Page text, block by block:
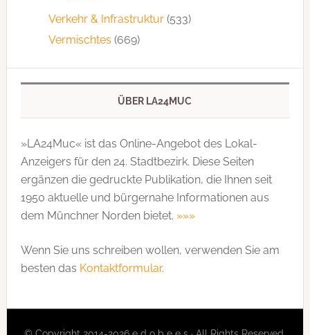
Verkehr & Infrastruktur(533)
Vermischtes (669)
ÜBER LA24MUC
»LA24Muc« ist das Online-Angebot des Lokal-
Anzeigers für den 24. Stadtbezirk. Diese Seiten
ergänzen die gedruckte Publi­kation, die Ihnen seit
1950 aktuelle und bürgernahe Informationen aus
dem Münchner Norden bietet. »»»
Wenn Sie uns schreiben wollen, verwenden Sie am
besten das Kontaktformular.